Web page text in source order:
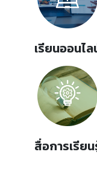
เรียนออนไ
สื่อการเรียน